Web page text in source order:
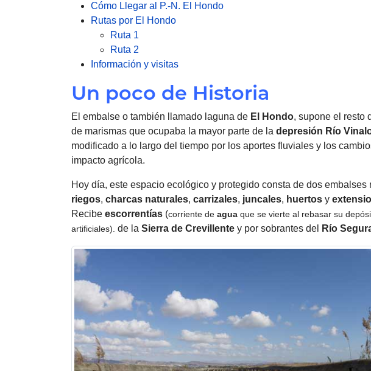
Cómo Llegar al P.-N. El Hondo
Rutas por El Hondo
Ruta 1
Ruta 2
Información y visitas
Un poco de Historia
El embalse o también llamado laguna de El Hondo, supone el resto
de marismas que ocupaba la mayor parte de la depresión Río
modificado a lo largo del tiempo por los aportes fluviales y los
impacto agrícola.
Hoy día, este espacio ecológico y protegido consta de dos embalses
riegos, charcas naturales, carrizales, juncales, huertos y
Recibe escorrentías (corriente de agua que se vierte al rebasar su
artificiales). de la Sierra de Crevillente y por sobrantes del Río